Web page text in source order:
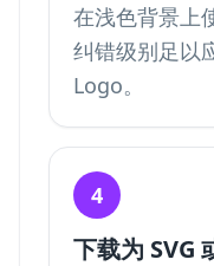
在浅色背景上
纠错级别足以
Logo。
4
下载为 SVG